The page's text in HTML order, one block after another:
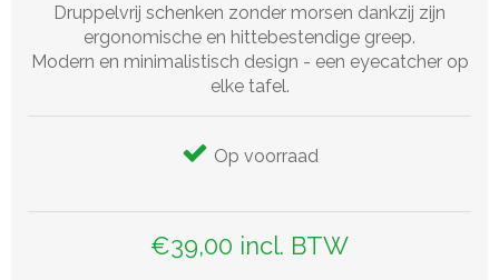
Druppelvrij schenken zonder morsen dankzij zijn
ergonomische en hittebestendige greep.
Modern en minimalistisch design - een eyecatcher op
elke tafel.
Op voorraad
€39,00 incl. BTW